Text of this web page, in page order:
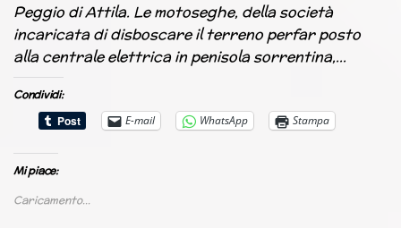
Peggio di Attila. Le motoseghe, della società
incaricata di disboscare il terreno perfar posto
alla centrale elettrica in penisola sorrentina,…
Condividi:
E-mail
WhatsApp Stampa
Mi piace:
Caricamento...